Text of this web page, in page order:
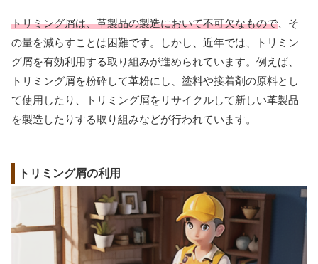
トリミング屑は、革製品の製造において不可欠なもので 、そ
の量を減らすことは困難です。しかし、近年では、トリミン
グ屑を有効利用する取り組みが進められています。例えば、
トリミング屑を粉砕して革粉にし、塗料や接着剤の原料とし
て使用したり、トリミング屑をリサイクルして新しい革製品
を製造したりする取り組みなどが行われています。
トリミング屑の利用